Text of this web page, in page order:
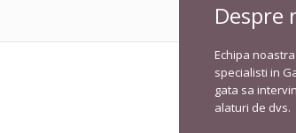
Despre
Echipa
specialisti in
gata sa
alaturi de dvs.